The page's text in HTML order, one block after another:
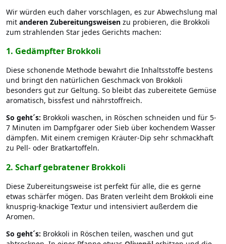
Wir würden euch daher vorschlagen, es zur Abwechslung mal
mit anderen Zubereitungsweisen zu probieren, die Brokkoli
zum strahlenden Star jedes Gerichts machen:
1. Gedämpfter Brokkoli
Diese schonende Methode bewahrt die Inhaltsstoffe bestens
und bringt den natürlichen Geschmack von Brokkoli
besonders gut zur Geltung. So bleibt das zubereitete Gemüse
aromatisch, bissfest und nährstoffreich.
So geht´s: Brokkoli waschen, in Röschen schneiden und für 5-
7 Minuten im Dampfgarer oder Sieb über kochendem Wasser
dämpfen. Mit einem cremigen Kräuter-Dip sehr schmackhaft
zu Pell- oder Bratkartoffeln.
2. Scharf gebratener Brokkoli
Diese Zubereitungsweise ist perfekt für alle, die es gerne
etwas schärfer mögen. Das Braten verleiht dem Brokkoli eine
knusprig-knackige Textur und intensiviert außerdem die
Aromen.
So geht´s: Brokkoli in Röschen teilen, waschen und gut